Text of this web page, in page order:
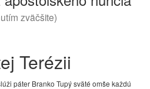
zväčšite)
Terézii
páter Branko Tupý sväté omše každú